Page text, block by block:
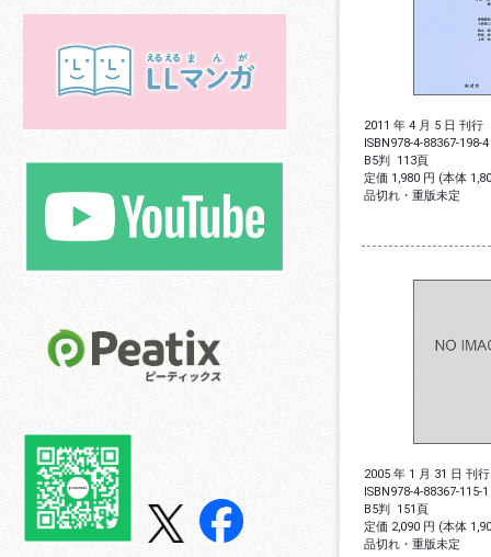
2011 年 4 月 5 日 刊行
ISBN978-4-88367-198-4
B5判 113頁
定価 1,980 円 (本体
品切れ・重版未定
2005 年 1 月 31 日 刊行
ISBN978-4-88367-115-1
B5判 151頁
定価 2,090 円 (本体
品切れ・重版未定